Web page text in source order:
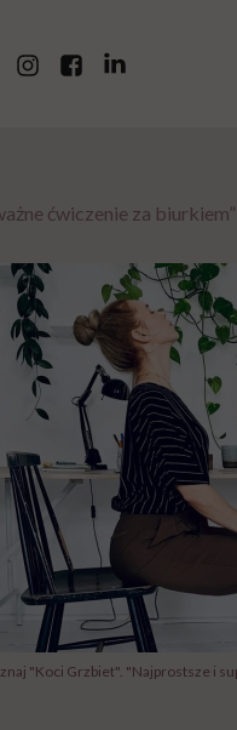
ćwiczenie za
"Koci Grzbiet". "Najprostsze i